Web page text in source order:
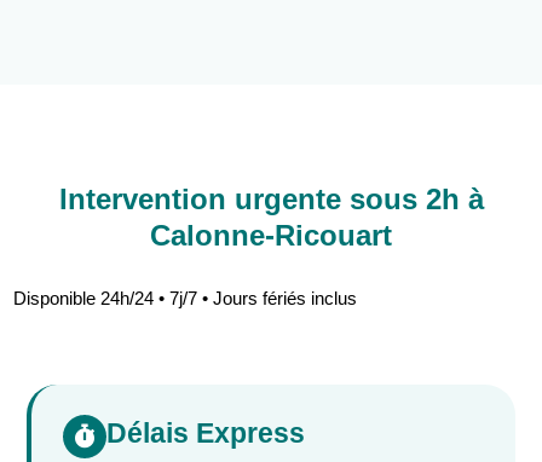
Intervention urgente sous 2h à
Calonne-Ricouart
Disponible 24h/24 • 7j/7 • Jours fériés inclus
 Délais Express